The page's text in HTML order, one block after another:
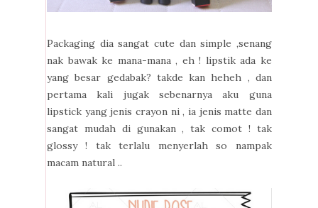
Packaging dia sangat cute dan simple ,senang
nak bawak ke mana-mana , eh ! lipstik ada ke
yang besar gedabak? takde kan heheh , dan
pertama kali jugak sebenarnya aku guna
lipstick yang jenis crayon ni , ia jenis matte dan
sangat mudah di gunakan , tak comot ! tak
glossy ! tak terlalu menyerlah so nampak
macam natural ..